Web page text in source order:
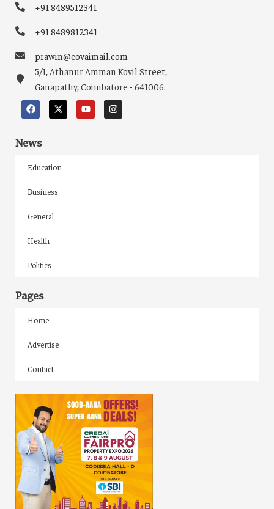
+91 8489512341
+91 8489812341
prawin@covaimail.com
5/1, Athanur Amman Kovil Street,
Ganapathy, Coimbatore - 641006.
News
Education
Business
General
Health
Politics
Pages
Home
Advertise
Contact